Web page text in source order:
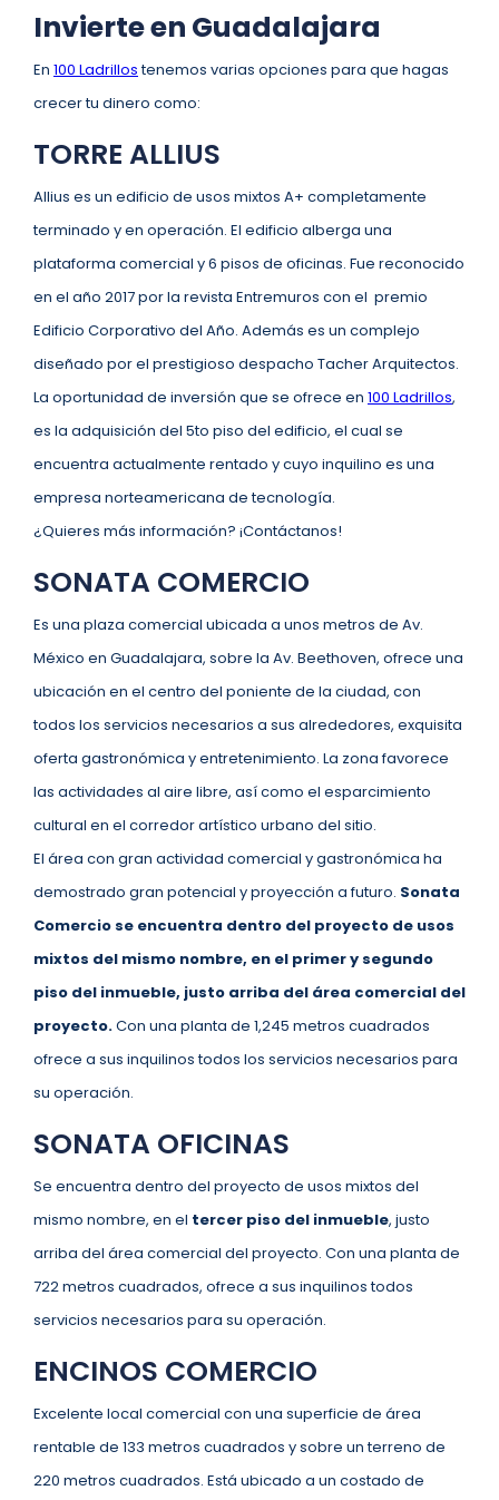
Invierte en Guadalajara
En 100 Ladrillostenemos varias opciones para que hagas
crecer tu dinero como:
TORRE ALLIUS
Allius es un edificio de usos mixtos A+ completamente
terminado y en operación. El edificio alberga una
plataforma comercial y 6 pisos de oficinas. Fue reconocido
en el año 2017 por la revista Entremuros con el premio
Edificio Corporativo del Año. Además es un complejo
diseñado por el prestigioso despacho Tacher Arquitectos.
La oportunidad de inversión que se ofrece en 100 Ladrillos,
es la adquisición del 5to piso del edificio, el cual se
encuentra actualmente rentado y cuyo inquilino es una
empresa norteamericana de tecnología.
¿Quieres más información? ¡Contáctanos!
SONATA COMERCIO
Es una plaza comercial ubicada a unos metros de Av.
México en Guadalajara, sobre la Av. Beethoven, ofrece una
ubicación en el centro del poniente de la ciudad, con
todos los servicios necesarios a sus alrededores, exquisita
oferta gastronómica y entretenimiento. La zona favorece
las actividades al aire libre, así como el esparcimiento
cultural en el corredor artístico urbano del sitio.
El área con gran actividad comercial y gastronómica ha
demostrado gran potencial y proyección a futuro. Sonata
Comercio se encuentra dentro del proyecto de usos
mixtos del mismo nombre, en el primer y segundo
piso del inmueble, justo arriba del área comercial del
proyecto.Con una planta de 1,245 metros cuadrados
ofrece a sus inquilinos todos los servicios necesarios para
su operación.
SONATA OFICINAS
Se encuentra dentro del proyecto de usos mixtos del
mismo nombre, en el tercer piso del inmueble, justo
arriba del área comercial del proyecto. Con una planta de
722 metros cuadrados, ofrece a sus inquilinos todos
servicios necesarios para su operación.
ENCINOS COMERCIO
Excelente local comercial con una superficie de área
rentable de 133 metros cuadrados y sobre un terreno de
220 metros cuadrados. Está ubicado a un costado de